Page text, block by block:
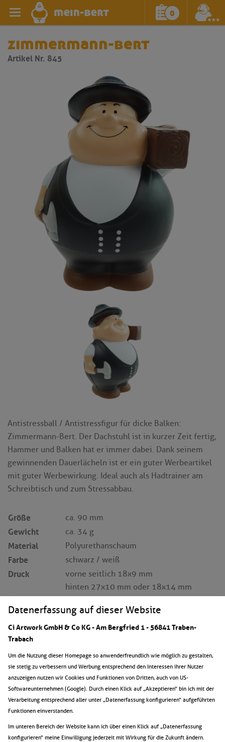
0
zimmermann-bert
Artikel Nr. 845
Antistressball / Antistressfigur für dicke Balken:
Zimmermann-Bert. Der Dachstuhl ist in kurzer Zeit fertig,
Hammer und Balken hat er immer dabei. Dank seinem
gewinnenden Dauerlächeln ist er ein guter Werbeartikel
mit guter Werbewirkung. Ideal auch als Hadtrainer am
Schreibtisch und zum Stressabbau.
Größe ca. 90 mm
Gewicht ca. 34 g
Material Polyurethanschaum
Farbe schwarz / weiß
Druck
vorne seitlich 18x9 mm
hinten 27x10 mm oder 18x14 mm
informationen werbeaufdruck
anfrageformular
Klimaneutrale Lieferung
Weitere Informationen
Datenerfassung auf dieser Website
Ci Artwork GmbH & Co KG - Am Bergfried 1 - 56841 Traben-
Trabach
Um die Nutzung dieser Homepage so anwenderfreundlich wie möglich zu gestalten,
sie stetig zu verbessern und Werbung entsprechend den Interessen ihrer Nutzer
anzuzeigen nutzen wir Cookies und Funktionen von Dritten, auch von US-
Softwareunternehmen (Google). Durch einen Klick auf „Akzeptieren“ bin ich mit der
Verarbeitung entsprechend aller unter „Datenerfassung konfigurieren“ aufgeführten
Funktionen einverstanden.
Im unteren Bereich der Website kann ich über einen Klick auf „Datenerfassung
konfigurieren“ meine Einwilligung jederzeit mit Wirkung für die Zukunft ändern.